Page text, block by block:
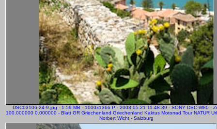
DSC03106-24-9.jpg - 1.59 MB - 1000x1366 P - 2008:05:21 11:48:39 - SONY DSC-W80 -
100.000000 0.000000 - Blatt GR Griechenland Griechenland Kaktus Motorrad Tour NATUR
Norbert Wicht - Salzburg